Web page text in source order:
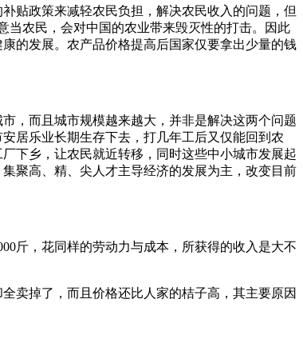
贴政策来减轻农民负担，解决农民收入的问题，但
当农民，会对中国的农业带来毁灭性的打击。因此
的发展。农产品价格提高后国家仅要拿出少量的钱
，而且城市规模越来越大，并非是解决这两个问题
居乐业长期生存下去，打几年工后又仅能回到农
下乡，让农民就近转移，同时这些中小城市发展起
聚高、精、尖人才主导经济的发展为主，改变目前
斤，花同样的劳动力与成本，所获得的收入是大不
卖掉了，而且价格还比人家的桔子高，其主要原因